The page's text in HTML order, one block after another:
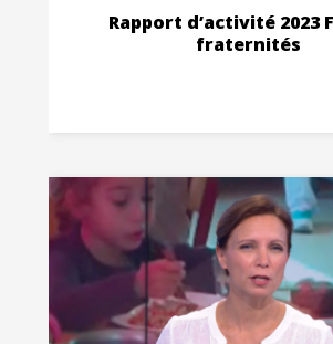
Rapport d’activité 2023
fraternités